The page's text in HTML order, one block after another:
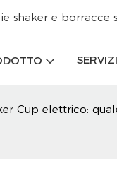
shaker e borracce
Cup elettrico: